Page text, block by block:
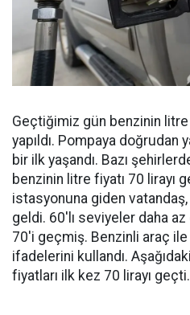
Geçtiğimiz gün benzinin litre
yapıldı. Pompaya doğrudan
bir ilk yaşandı. Bazı
benzinin litre fiyatı 70 lirayı
istasyonuna giden
geldi. 60'lı seviyeler daha
70'i geçmiş. Benzinli araç
ifadelerini kullandı. Aşağıdaki
fiyatları ilk kez 70 lirayı geçti.